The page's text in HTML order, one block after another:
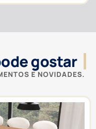
gostar
E NOVIDADES.